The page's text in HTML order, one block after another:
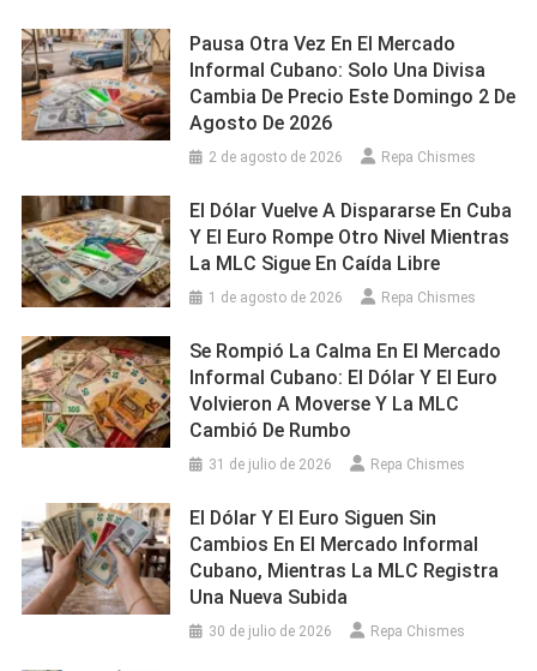
Pausa Otra Vez En El Mercado
Informal Cubano: Solo Una Divisa
Cambia De Precio Este Domingo 2 De
Agosto De 2026
2 de agosto de 2026 Repa Chismes
El Dólar Vuelve A Dispararse En Cuba
Y El Euro Rompe Otro Nivel Mientras
La MLC Sigue En Caída Libre
1 de agosto de 2026 Repa Chismes
Se Rompió La Calma En El Mercado
Informal Cubano: El Dólar Y El Euro
Volvieron A Moverse Y La MLC
Cambió De Rumbo
31 de julio de 2026 Repa Chismes
El Dólar Y El Euro Siguen Sin
Cambios En El Mercado Informal
Cubano, Mientras La MLC Registra
Una Nueva Subida
30 de julio de 2026 Repa Chismes